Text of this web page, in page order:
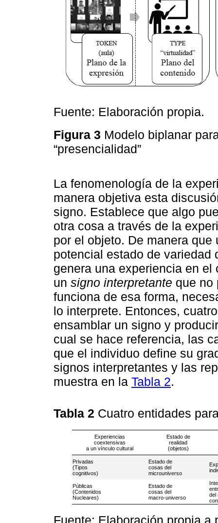
Fuente: Elaboración propia.
Figura 3 Modelo biplanar
“presencialidad”
La fenomenología de la
manera objetiva esta
signo. Establece que algo
otra cosa a través de la
por el objeto. De manera
potencial estado de variedad
genera una experiencia en
un signo interpretante que no
funciona de esa forma,
lo interprete. Entonces,
ensamblar un signo y
cual se hace referencia, las
que el individuo define su
signos interpretantes y las
muestra en la Tabla 2.
Tabla 2 Cuatro entidades
Experiencias
coextensivas
a un vínculo cultural
Estado de
realidad
(objetos)
Privadas
(Tipos
cognitivos)
Estado de
cosas del
microuniverso
Públicas
(Contenidos
Nucleares)
Estado de
cosas del
macro-universo
del
Fuente: Elaboración propia a